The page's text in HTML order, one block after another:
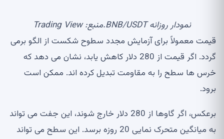
نمودار روزانه BNB/USDT.منبع: Trading View
قیمت معمولاً برای آزمایش مجدد سطوح شکست از الگو برمی
گردد. اگر قیمت از 280 دلار کاهش یابد، نشان می دهد که
خرس ها سطح را به مقاومت تبدیل کرده اند. ممکن است
برود.
برعکس، اگر گاوها از 280 دلار خارج شوند، این جفت می تواند
به میانگین متحرک نمایی 20 روزه برسد. این سطح می تواند